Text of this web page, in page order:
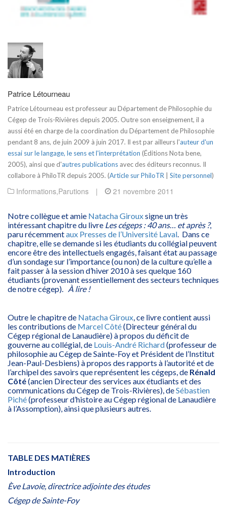
Patrice Létourneau
Patrice Létourneau est professeur au Département de Philosophie du
Cégep de Trois-Rivières depuis 2005. Outre son enseignement, il a
aussi été en charge de la coordination du Département de Philosophie
pendant 8 ans, de juin 2009 à juin 2017. Il est par ailleurs l'auteur d'un
essai sur le langage, le sens et l'interprétation (Éditions Nota bene,
2005), ainsi que d'autres publications avec des éditeurs reconnus. Il
collabore à PhiloTR depuis 2005. (Article sur PhiloTR Site personnel)
Informations,Parutions | 21 novembre 2011
Notre collègue et amie Natacha Girouxsigne un très
intéressant chapitre du livre Les cégeps : 40 ans… et après ?,
paru récemmentaux Presses de l’Université Laval. Dans ce
chapitre, elle se demande si les étudiants du collégial peuvent
encore être des intellectuels engagés, faisant état au passage
d’un sondage sur l’importance (ou non) de la culture qu’elle a
fait passer à la session d’hiver 2010 à ses quelque 160
étudiants (provenant essentiellement des secteurs techniques
de notre cégep). À lire !
Outre le chapitre de Natacha Giroux, ce livre contient aussi
les contributions de Marcel Côté(Directeur général du
Cégep régional de Lanaudière) à propos du déficit de
gouverne au collégial, de Louis-André Richard(professeur de
philosophie au Cégep de Sainte-Foy et Président de l’Institut
Jean-Paul-Desbiens) à propos des rapports à l’autorité et de
l’archipel des savoirs que représentent les cégeps, de Rénald
Côté(ancien Directeur des services aux étudiants et des
communications du Cégep de Trois-Rivières), deSébastien
Piché(professeur d’histoire au Cégep régional de Lanaudière
à l’Assomption), ainsi que plusieurs autres.
TABLE DES MATIÈRES
Introduction
Ève Lavoie, directrice adjointe des études
Cégep de Sainte-Foy